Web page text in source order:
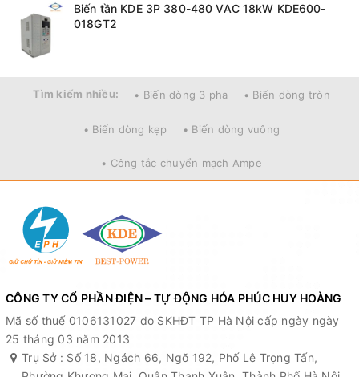
Biến tần KDE 3P 380-480 VAC 18kW KDE600-
018GT2
Tìm kiếm nhiều: • Biến dòng 3 pha • Biến dòng tròn
• Biến dòng kẹp • Biến dòng vuông
• Công tắc chuyển mạch Ampe
CÔNG TY CỔ PHẦN ĐIỆN – TỰ ĐỘNG HÓA PHÚC HUY HOÀNG
Mã số thuế 0106131027 do SKHĐT TP Hà Nội cấp ngày ngày
25 tháng 03 năm 2013
Trụ Sở : Số 18, Ngách 66, Ngõ 192, Phố Lê Trọng Tấn,